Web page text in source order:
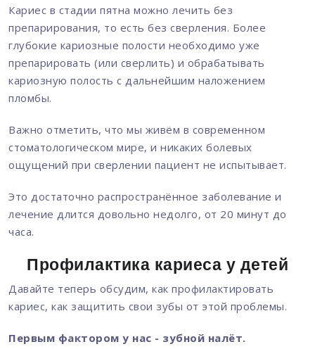
Кариес в стадии пятна можно лечить без
препарирования, то есть без сверления. Более
глубокие кариозные полости необходимо уже
препарировать (или сверлить) и обрабатывать
кариозную полость с дальнейшим наложением
пломбы.
Важно отметить, что мы живём в современном
стоматологическом мире, и никаких болевых
ощущений при сверлении пациент не испытывает.
Это достаточно распространённое заболевание и
лечение длится довольно недолго, от 20 минут до
часа.
Профилактика кариеса у детей
Давайте теперь обсудим, как профилактировать
кариес, как защитить свои зубы от этой проблемы.
Первым фактором у нас - зубной налёт.